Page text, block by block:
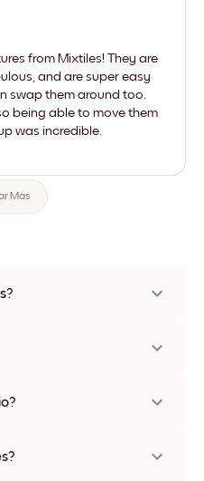
from Mixtiles! They are
and are super easy
swap them around too.
being able to move them
was incredible.
Más
incluidas opciones sin
enviaremos un número de